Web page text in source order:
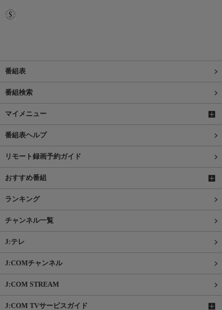
番組表
番組検索
マイメニュー
番組表ヘルプ
リモート録画予約ガイド
おすすめ番組
ランキング
チャンネル一覧
J:テレ
J:COMチャンネル
J:COM STREAM
J:COM TVサービスガイド